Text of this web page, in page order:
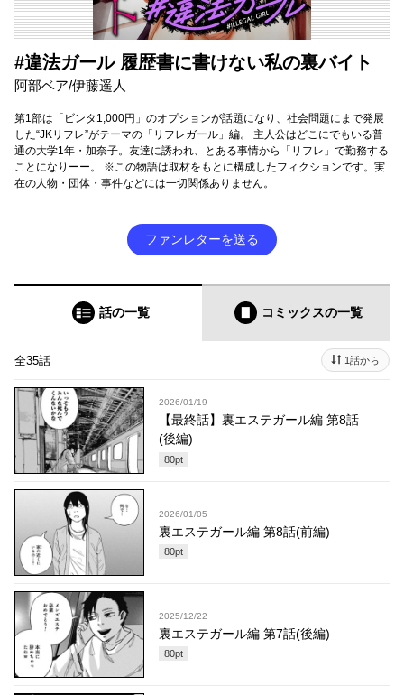
#違法ガール 履歴書に書けない私の裏バイト
阿部ベア/伊藤遥人
第1部は「ビンタ1,000円」のオプションが話題になり、社会問題にまで発展
した“JKリフレ”がテーマの「リフレガール」編。 主人公はどこにでもいる普
通の大学1年・加奈子。友達に誘われ、とある事情から「リフレ」で勤務する
ことになりーー。 ※この物語は取材をもとに構成したフィクションです。実
在の人物・団体・事件などには一切関係ありません。
ファンレターを送る
話の一覧 コミックスの一覧
全35話 1話から
2026/01/19
【最終話】裏エステガール編 第8話
(後編)
80pt
2026/01/05
裏エステガール編 第8話(前編)
80pt
2025/12/22
裏エステガール編 第7話(後編)
80pt